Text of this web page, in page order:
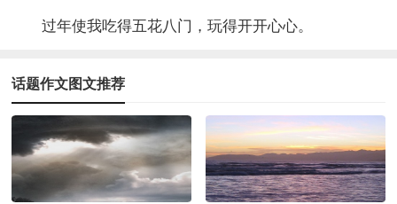
过年使我吃得五花八门，玩得开开心心。
话题作文图文推荐